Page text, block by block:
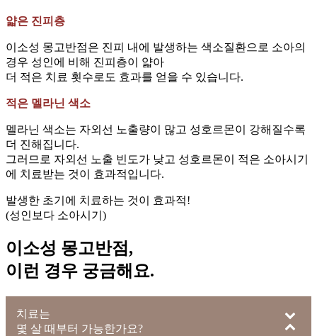
얇은 진피층
이소성 몽고반점은 진피 내에 발생하는 색소질환으로 소아의
경우 성인에 비해 진피층이 얇아
더 적은 치료 횟수로도 효과를 얻을 수 있습니다.
적은 멜라닌 색소
멜라닌 색소는 자외선 노출량이 많고 성호르몬이 강해질수록
더 진해집니다.
그러므로 자외선 노출 빈도가 낮고 성호르몬이 적은 소아시기
에 치료받는 것이 효과적입니다.
발생한 초기에 치료하는 것이 효과적!
(성인보다 소아시기)
이소성 몽고반점,
이런 경우 궁금해요.
치료는
몇 살 때부터 가능한가요?